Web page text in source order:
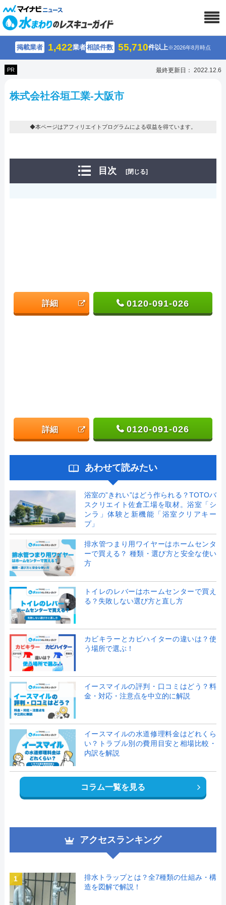
掲載業者 1,422業者相談件数 55,710件以上※2026年8月時点
PR 最終更新日： 2022.12.6
株式会社谷垣工業-大阪市
◆本ページはアフィリエイトプログラムによる収益を得ています。
目次 [閉じる]
詳細 0120-091-026
詳細 0120-091-026
あわせて読みたい
浴室の”きれい”はどう作られる？TOTOバ
スクリエイト佐倉工場を取材。浴室「シ
ンラ」体験と新機能「浴室クリアキー
プ」
排水管つまり用ワイヤーはホームセンタ
ーで買える？ 種類・選び方と安全な使い
方
トイレのレバーはホームセンターで買え
る？失敗しない選び方と直し方
カビキラーとカビハイターの違いは？使
う場所で選ぶ！
イースマイルの評判・口コミはどう？料
金・対応・注意点を中立的に解説
イースマイルの水道修理料金はどれくら
い？トラブル別の費用目安と相場比較・
内訳を解説
コラム一覧を見る
アクセスランキング
1
排水トラップとは？全7種類の仕組み・構
造を図解で解説！